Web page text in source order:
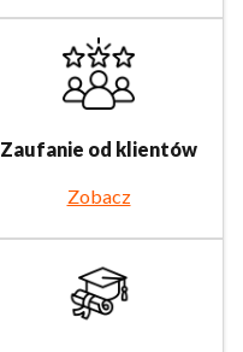
Zaufanie od klientów
Zobacz